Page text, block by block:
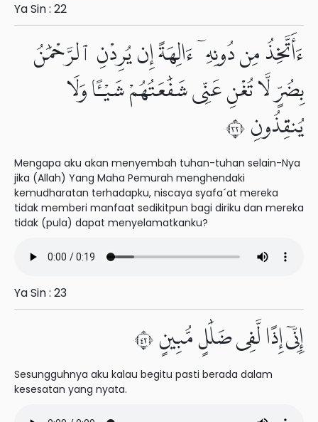
Ya Sin : 22
ءَأَتَّخِذُ مِن دُونِهِۦٓ ءَالِهَةً إِن يُرِدْنِ ٱلرَّحْمَٰنُ
بِضُرٍّ لَّا تُغْنِ عَنِّى شَفَٰعَتُهُمْ شَيْـًٔا وَلَا
يُنقِذُونِ ٢٣
Mengapa aku akan menyembah tuhan-tuhan selain-Nya
jika (Allah) Yang Maha Pemurah menghendaki
kemudharatan terhadapku, niscaya syafa´at mereka
tidak memberi manfaat sedikitpun bagi diriku dan mereka
tidak (pula) dapat menyelamatkanku?
Ya Sin : 23
إِنِّىٓ إِذًا لَّفِى ضَلَٰلٍ مُّبِينٍ ٢٤
Sesungguhnya aku kalau begitu pasti berada dalam
kesesatan yang nyata.